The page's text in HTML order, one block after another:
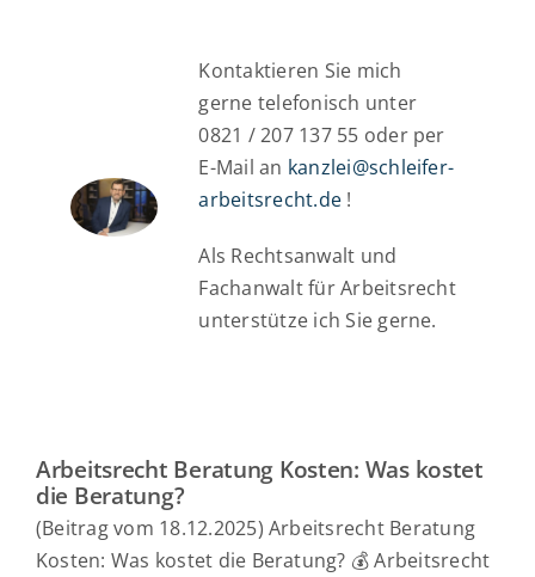
Kontaktieren Sie mich
gerne telefonisch unter
0821 / 207 137 55 oder per
E-Mail an kanzlei@schleifer-
arbeitsrecht.de !
Als Rechtsanwalt und
Fachanwalt für Arbeitsrecht
unterstütze ich Sie gerne.
Arbeitsrecht Beratung Kosten: Was kostet
die Beratung?
(Beitrag vom 18.12.2025) Arbeitsrecht Beratung
Kosten: Was kostet die Beratung? 💰 Arbeitsrecht